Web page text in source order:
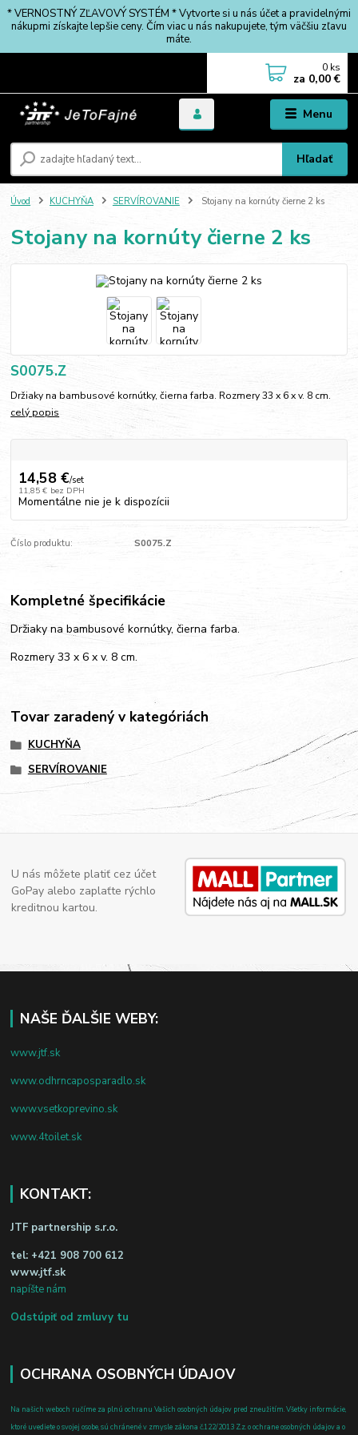
* VERNOSTNÝ ZĽAVOVÝ SYSTÉM * Vytvorte si u nás účet a pravidelnými
nákupmi získajte lepšie ceny. Čím viac u nás nakupujete, tým väčšiu zľavu
máte.
Menu
Hľadať
0 ks
za 0,00 €
Úvod KUCHYŇA SERVÍROVANIE Stojany na kornúty čierne 2 ks
Stojany na kornúty čierne 2 ks
S0075.Z
Držiaky na bambusové kornútky, čierna farba. Rozmery 33 x 6 x v. 8 cm.
celý popis
14,58 €/set
11,85 € bez DPH
Momentálne nie je k dispozícii
Číslo produktu: S0075.Z
Kompletné špecifikácie
Držiaky na bambusové kornútky, čierna farba.
Rozmery 33 x 6 x v. 8 cm.
Tovar zaradený v kategóriách
KUCHYŇA
SERVÍROVANIE
U nás môžete platiť cez účet
GoPay alebo zaplaťte rýchlo
kreditnou kartou.
NAŠE ĎALŠIE WEBY:
www.jtf.sk
www.odhrncaposparadlo.sk
www.vsetkoprevino.sk
www.4toilet.sk
KONTAKT:
JTF partnership s.r.o.
tel: +421 908 700 612
www.jtf.sk
napíšte nám
Odstúpiť od zmluvy tu
OCHRANA OSOBNÝCH ÚDAJOV
Na našich weboch ručíme za plnú ochranu Vašich osobných údajov pred zneužitím. Všetky informácie,
ktoré uvediete o svojej osobe, sú chránené v zmysle zákona č.122/2013 Z.z. o ochrane osobných údajov a o